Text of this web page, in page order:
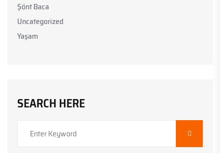
Şönt Baca
Uncategorized
Yaşam
SEARCH HERE